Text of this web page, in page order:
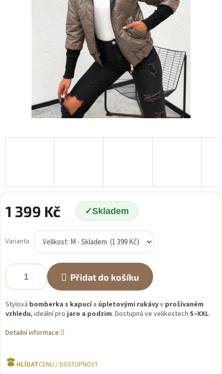
1 399 Kč Skladem
cena:
Varianta
Přidat do košíku
Stylová bomberka s kapucía úpletovými rukávyv prošívaném
vzhledu, ideální projaro a podzim. Dostupná ve velikostech S–XXL.
Detailní informace
HLÍDAT